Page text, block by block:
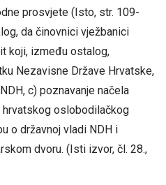
prosvjete (Isto, str. 109-
da činovnici vježbanici
koji, između ostalog,
Nezavisne Države Hrvatske,
c) poznavanje načela
hrvatskog oslobodilačkog
o državnoj vladi NDH i
dvoru. (Isti izvor, čl. 28.,